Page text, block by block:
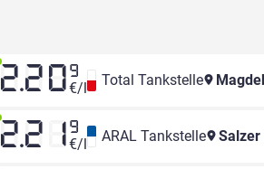
2.20 9
€/l Total Tankstelle
2.21 9
€/l ARAL Tankstelle Salzer